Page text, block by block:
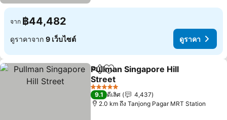
จาก ฿44,482
ดูราคาจาก 9 เว็บไซต์ ดูราคา
แชร์ เพิ่มในรายการโปรด
Pullman Singapore Hill
Street
5 ดาว
9.1 ดีเลิศ
4,437
2.0 km ถึง Tanjong Pagar MRT Station